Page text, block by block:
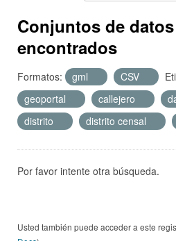
Acerca de
Conjuntos de
encontrados
Formatos: gml CSV
geoportal
callejero
distrito
distrito censal
Por favor intente otra búsqueda.
Usted también puede acceder a este